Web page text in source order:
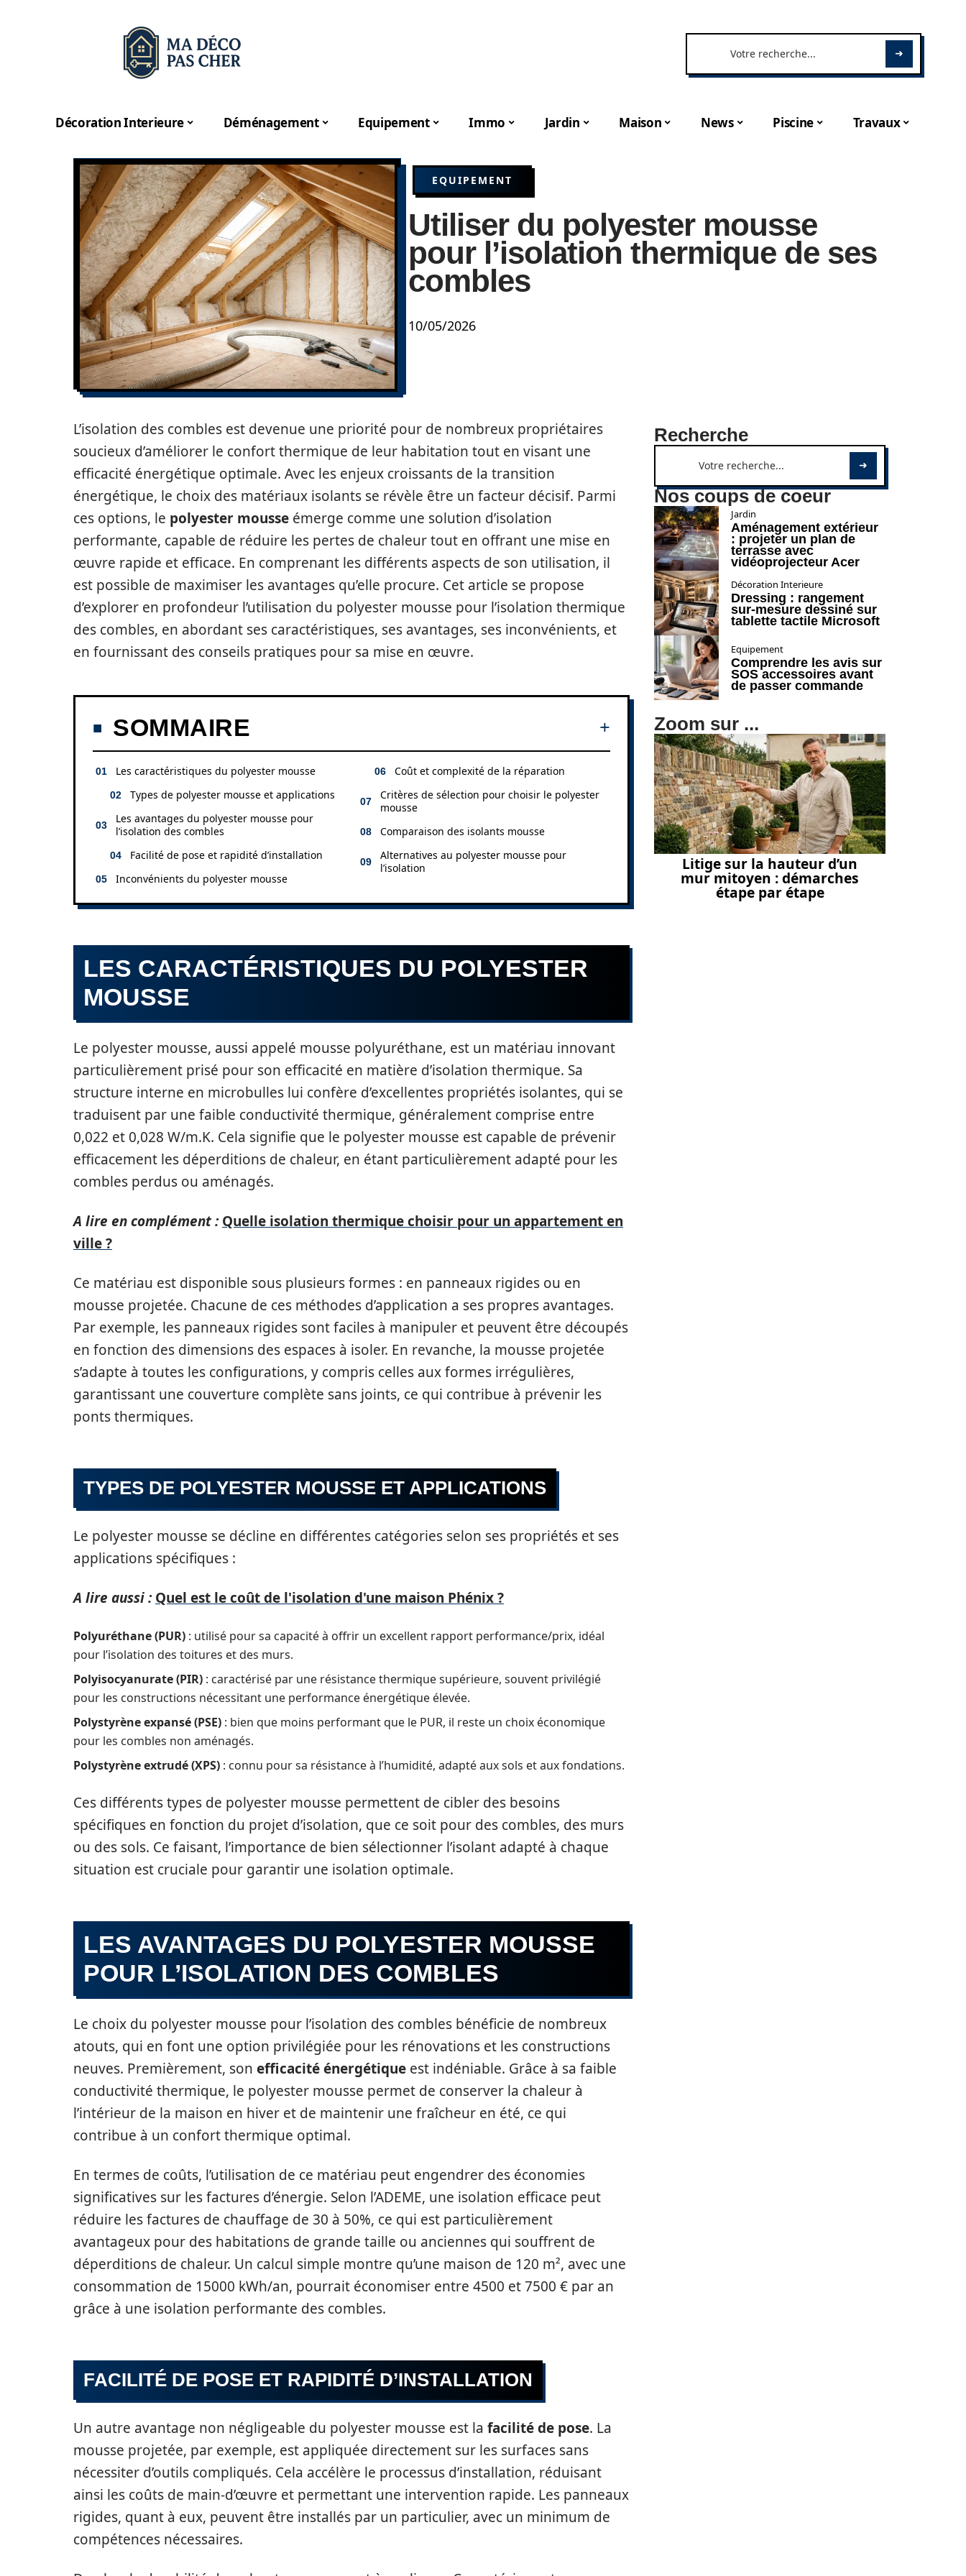
Décoration Interieure Déménagement Equipement Immo Jardin Maison News Piscine Travaux
EQUIPEMENT
Utiliser du polyester mousse
pour l’isolation thermique de ses
combles
10/05/2026
L’isolation des combles est devenue une priorité pour de nombreux propriétaires
soucieux d’améliorer le confort thermique de leur habitation tout en visant une
efficacité énergétique optimale. Avec les enjeux croissants de la transition
énergétique, le choix des matériaux isolants se révèle être un facteur décisif. Parmi
ces options, le polyester mousse émerge comme une solution d’isolation
performante, capable de réduire les pertes de chaleur tout en offrant une mise en
œuvre rapide et efficace. En comprenant les différents aspects de son utilisation, il
est possible de maximiser les avantages qu’elle procure. Cet article se propose
d’explorer en profondeur l’utilisation du polyester mousse pour l’isolation thermique
des combles, en abordant ses caractéristiques, ses avantages, ses inconvénients, et
en fournissant des conseils pratiques pour sa mise en œuvre.
SOMMAIRE
Les caractéristiques du polyester mousse
Types de polyester mousse et applications
Les avantages du polyester mousse pour
l’isolation des combles
Facilité de pose et rapidité d’installation
Inconvénients du polyester mousse
Coût et complexité de la réparation
Critères de sélection pour choisir le polyester
mousse
Comparaison des isolants mousse
Alternatives au polyester mousse pour
l’isolation
LES CARACTÉRISTIQUES DU POLYESTER
MOUSSE
Le polyester mousse, aussi appelé mousse polyuréthane, est un matériau innovant
particulièrement prisé pour son efficacité en matière d’isolation thermique. Sa
structure interne en microbulles lui confère d’excellentes propriétés isolantes, qui se
traduisent par une faible conductivité thermique, généralement comprise entre
0,022 et 0,028 W/m.K. Cela signifie que le polyester mousse est capable de prévenir
efficacement les déperditions de chaleur, en étant particulièrement adapté pour les
combles perdus ou aménagés.
A lire en complément : Quelle isolation thermique choisir pour un appartement en
ville ?
Ce matériau est disponible sous plusieurs formes : en panneaux rigides ou en
mousse projetée. Chacune de ces méthodes d’application a ses propres avantages.
Par exemple, les panneaux rigides sont faciles à manipuler et peuvent être découpés
en fonction des dimensions des espaces à isoler. En revanche, la mousse projetée
s’adapte à toutes les configurations, y compris celles aux formes irrégulières,
garantissant une couverture complète sans joints, ce qui contribue à prévenir les
ponts thermiques.
TYPES DE POLYESTER MOUSSE ET APPLICATIONS
Le polyester mousse se décline en différentes catégories selon ses propriétés et ses
applications spécifiques :
A lire aussi : Quel est le coût de l'isolation d'une maison Phénix ?
Polyuréthane (PUR) : utilisé pour sa capacité à offrir un excellent rapport performance/prix, idéal
pour l’isolation des toitures et des murs.
Polyisocyanurate (PIR) : caractérisé par une résistance thermique supérieure, souvent privilégié
pour les constructions nécessitant une performance énergétique élevée.
Polystyrène expansé (PSE) : bien que moins performant que le PUR, il reste un choix économique
pour les combles non aménagés.
Polystyrène extrudé (XPS) : connu pour sa résistance à l’humidité, adapté aux sols et aux fondations.
Ces différents types de polyester mousse permettent de cibler des besoins
spécifiques en fonction du projet d’isolation, que ce soit pour des combles, des murs
ou des sols. Ce faisant, l’importance de bien sélectionner l’isolant adapté à chaque
situation est cruciale pour garantir une isolation optimale.
LES AVANTAGES DU POLYESTER MOUSSE
POUR L’ISOLATION DES COMBLES
Le choix du polyester mousse pour l’isolation des combles bénéficie de nombreux
atouts, qui en font une option privilégiée pour les rénovations et les constructions
neuves. Premièrement, son efficacité énergétique est indéniable. Grâce à sa faible
conductivité thermique, le polyester mousse permet de conserver la chaleur à
l’intérieur de la maison en hiver et de maintenir une fraîcheur en été, ce qui
contribue à un confort thermique optimal.
En termes de coûts, l’utilisation de ce matériau peut engendrer des économies
significatives sur les factures d’énergie. Selon l’ADEME, une isolation efficace peut
réduire les factures de chauffage de 30 à 50%, ce qui est particulièrement
avantageux pour des habitations de grande taille ou anciennes qui souffrent de
déperditions de chaleur. Un calcul simple montre qu’une maison de 120 m², avec une
consommation de 15000 kWh/an, pourrait économiser entre 4500 et 7500 € par an
grâce à une isolation performante des combles.
FACILITÉ DE POSE ET RAPIDITÉ D’INSTALLATION
Un autre avantage non négligeable du polyester mousse est la facilité de pose. La
mousse projetée, par exemple, est appliquée directement sur les surfaces sans
nécessiter d’outils compliqués. Cela accélère le processus d’installation, réduisant
ainsi les coûts de main-d’œuvre et permettant une intervention rapide. Les panneaux
rigides, quant à eux, peuvent être installés par un particulier, avec un minimum de
compétences nécessaires.
Recherche
Nos coups de coeur
Jardin
Aménagement extérieur
: projeter un plan de
terrasse avec
vidéoprojecteur Acer
Décoration Interieure
Dressing : rangement
sur-mesure dessiné sur
tablette tactile Microsoft
Equipement
Comprendre les avis sur
SOS accessoires avant
de passer commande
Zoom sur ...
Litige sur la hauteur d’un
mur mitoyen : démarches
étape par étape